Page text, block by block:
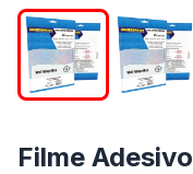
Filme